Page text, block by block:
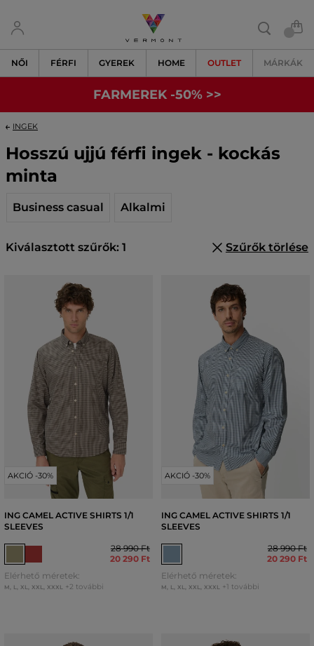
NŐI FÉRFI GYEREK HOME OUTLET MÁRKÁK
FARMEREK -50% >>
INGEK
Hosszú ujjú férfi ingek - kockás
minta
Business casual Alkalmi
Kiválasztott szűrők: 1 Szűrők törlése
AKCIÓ -30%
ING CAMEL ACTIVE SHIRTS 1/1
SLEEVES
28 990 Ft
20 290 Ft
Elérhető méretek:
M L XL XXL XXXL +2 további
AKCIÓ -30%
ING CAMEL ACTIVE SHIRTS 1/1
SLEEVES
28 990 Ft
20 290 Ft
Elérhető méretek:
M L XL XXL XXXL +1 további